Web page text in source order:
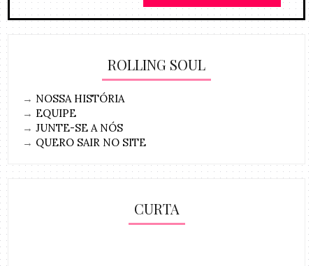
ROLLING SOUL
→ NOSSA HISTÓRIA
→ EQUIPE
→JUNTE-SE A NÓS
→ QUERO SAIR NO SITE
CURTA